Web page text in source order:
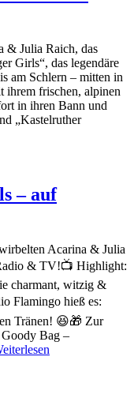
& Julia Raich, das
Girls“, das legendäre
am Schlern – mitten in
ihrem frischen, alpinen
in ihren Bann und
„Kastelruther
– auf
Acarina & Julia
& TV!📺 Highlight:
charmant, witzig &
Flamingo hieß es:
Tränen! 😆🎁 Zur
Goody Bag –